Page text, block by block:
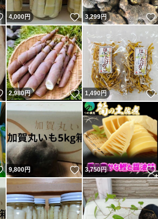
いいね！
4,000円 いいね！
3,299円
いいね！
2,980円 いいね！
1,490円
いいね！
9,800円 いいね！
3,750円